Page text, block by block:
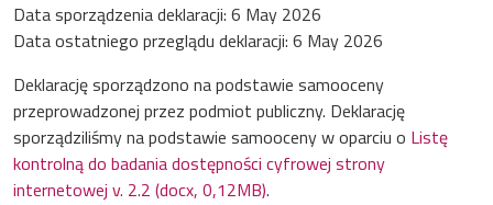
Data sporządzenia deklaracji: 6 May 2026
Data ostatniego przeglądu deklaracji: 6 May 2026
Deklarację sporządzono na podstawie samooceny
przeprowadzonej przez podmiot publiczny. Deklarację
sporządziliśmy na podstawie samooceny w oparciu o Listę
kontrolną do badania dostępności cyfrowej strony
internetowej v. 2.2 (docx, 0,12MB).